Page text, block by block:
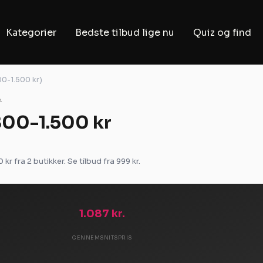
Kategorier Bedste tilbud lige nu Quiz og find
1.500 kr)
1.500 kr
fra 2 butikker. Se tilbud fra 999 kr.
1.087 kr.
GENNEMSNITSPRIS